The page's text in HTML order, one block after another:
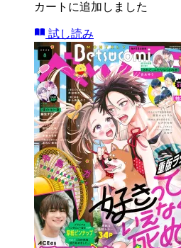
カートに追加しました
試し読み